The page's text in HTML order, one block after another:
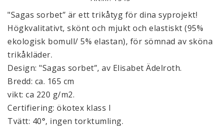
"Sagas sorbet” är ett trikåtyg för dina syprojekt!
Högkvalitativt, skönt och mjukt och elastiskt (95%
ekologisk bomull/ 5% elastan), för sömnad av sköna
trikåkläder.
Design: "Sagas sorbet”, av Elisabet Ädelroth.
Bredd: ca. 165 cm
vikt: ca 220 g/m2.
Certifiering: ökotex klass I
Tvätt: 40°, ingen torktumling.